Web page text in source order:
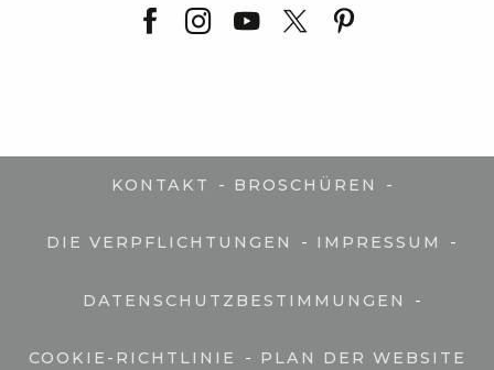
KONTAKT - BROSCHÜREN -
DIE VERPFLICHTUNGEN - IMPRESSUM -
DATENSCHUTZBESTIMMUNGEN -
COOKIE-RICHTLINIE - PLAN DER WEBSITE